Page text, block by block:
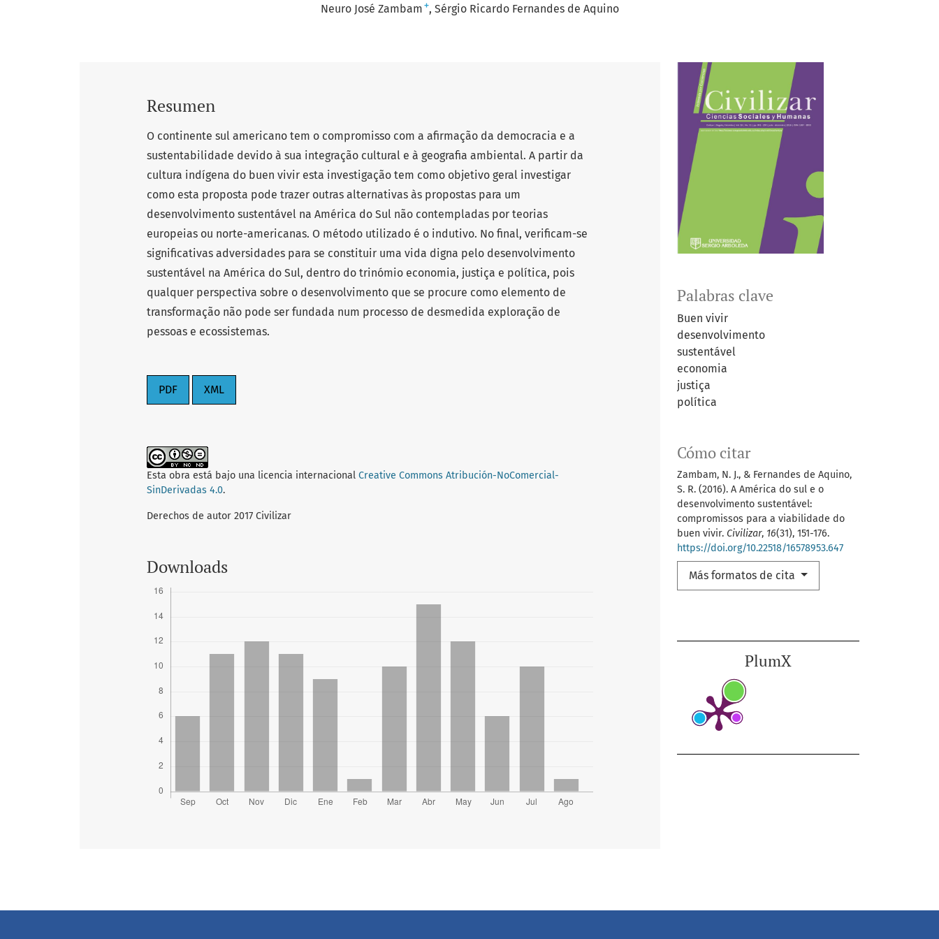
Neuro José Zambam + Sérgio Ricardo Fernandes de Aquino
Palabras clave
Buen vivir
desenvolvimento
sustentável
economia
justiça
política
Cómo citar
Zambam, N. J., & Fernandes de Aquino,
S. R. (2016). A América do sul e o
desenvolvimento sustentável:
compromissos para a viabilidade do
buen vivir. Civilizar, 16(31), 151-176.
https://doi.org/10.22518/16578953.647
Más formatos de cita
PlumX
Resumen
O continente sul americano tem o compromisso com a afirmação da democracia e a
sustentabilidade devido à sua integração cultural e à geografia ambiental. A partir da
cultura indígena do buen vivir esta investigação tem como objetivo geral investigar
como esta proposta pode trazer outras alternativas às propostas para um
desenvolvimento sustentável na América do Sul não contempladas por teorias
europeias ou norte-americanas. O método utilizado é o indutivo. No final, verificam-se
significativas adversidades para se constituir uma vida digna pelo desenvolvimento
sustentável na América do Sul, dentro do trinómio economia, justiça e política, pois
qualquer perspectiva sobre o desenvolvimento que se procure como elemento de
transformação não pode ser fundada num processo de desmedida exploração de
pessoas e ecossistemas.
PDF XML
Esta obra está bajo una licencia internacional Creative Commons Atribución-NoComercial-
SinDerivadas 4.0.
Derechos de autor 2017 Civilizar
Downloads